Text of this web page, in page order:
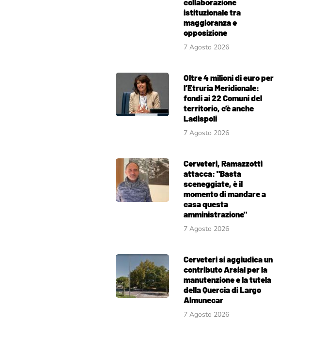
istituzionale tra
maggioranza e
opposizione
7 Agosto 2026
Oltre 4 milioni di euro per
l’Etruria Meridionale:
fondi ai 22 Comuni del
territorio, c’è anche
Ladispoli
7 Agosto 2026
Cerveteri, Ramazzotti
attacca: "Basta
sceneggiate, è il
momento di mandare a
casa questa
amministrazione"
7 Agosto 2026
Cerveteri si aggiudica un
contributo Arsial per la
manutenzione e la tutela
della Quercia di Largo
Almunecar
7 Agosto 2026